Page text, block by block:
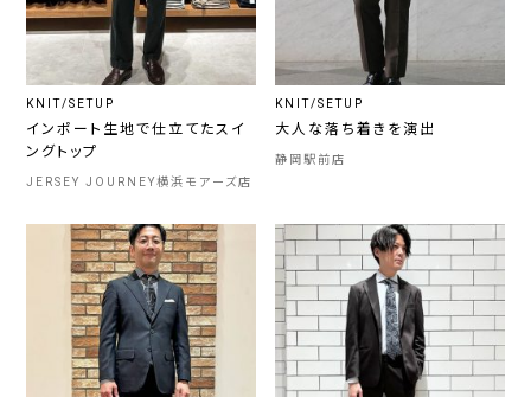
KNIT/SETUP
インポート生地で仕立てたスイ
ングトップ
JERSEY JOURNEY横浜モアーズ店
KNIT/SETUP
大人な落ち着きを演出
静岡駅前店